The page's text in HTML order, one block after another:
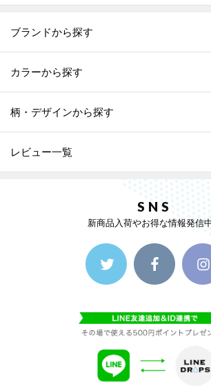
ブランドから探す
カラーから探す
柄・デザインから探す
レビュー一覧
SNS
新商品入荷やお得な情報発信